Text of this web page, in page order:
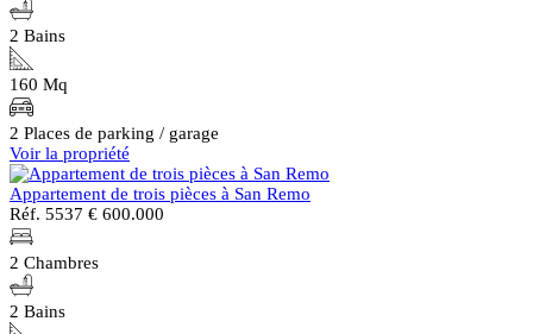
2 Bains
160 Mq
2 Places de parking / garage
Voir la propriété
Appartement de trois pièces à San Remo
Réf. 5537 € 600.000
2 Chambres
2 Bains